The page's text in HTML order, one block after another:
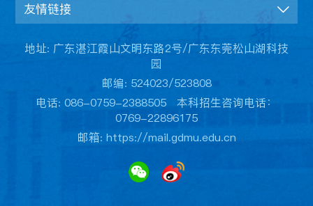
友情链接
地址: 广东湛江霞山文明东路2号/广东东莞松山湖科技
园
邮编: 524023/523808
电话: 086-0759-2388505 本科招生咨询电话：
0769-22896175
邮箱: https://mail.gdmu.edu.cn